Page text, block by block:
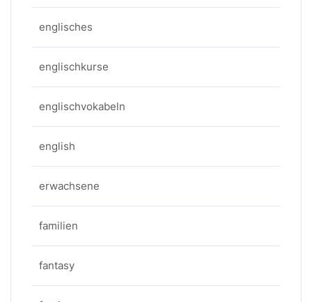
englisches
englischkurse
englischvokabeln
english
erwachsene
familien
fantasy